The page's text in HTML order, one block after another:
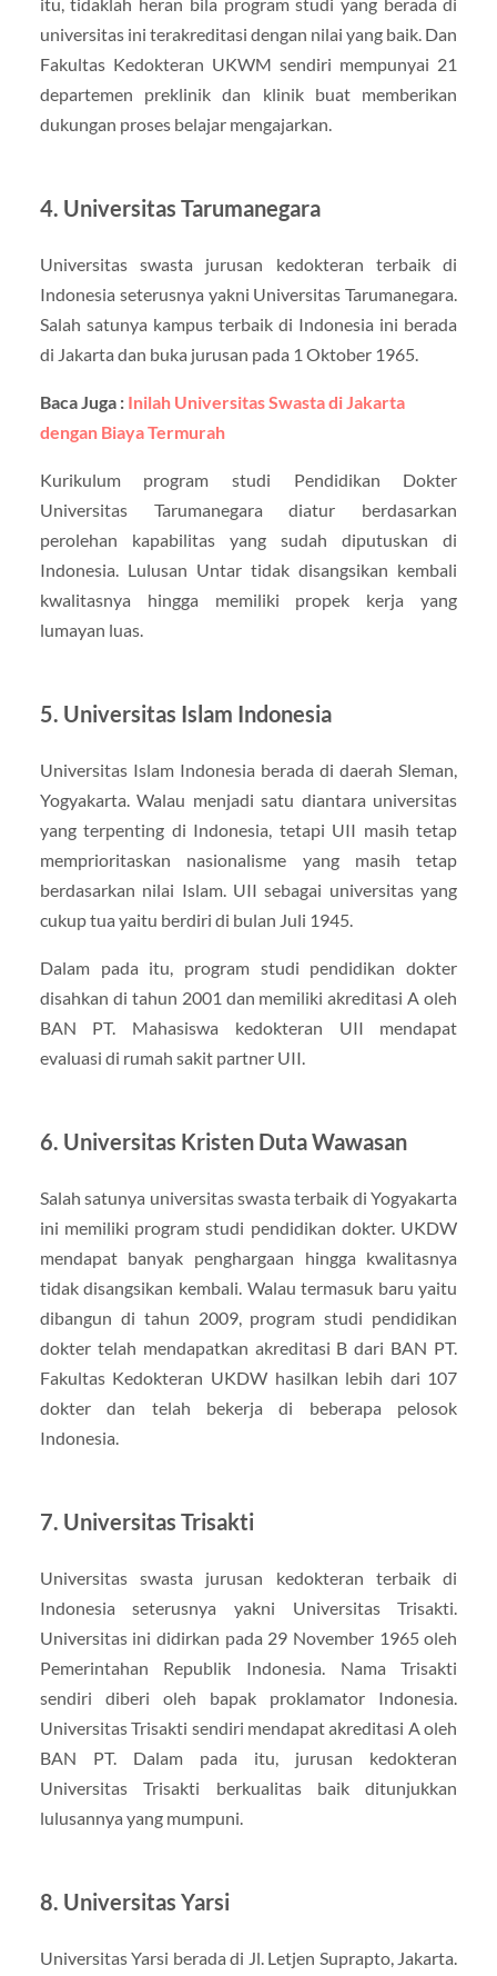
universitas ini terakreditasi dengan nilai yang baik. Dan
Fakultas Kedokteran UKWM sendiri mempunyai 21
departemen preklinik dan klinik buat memberikan
dukungan proses belajar mengajarkan.
4. Universitas Tarumanegara
Universitas swasta jurusan kedokteran terbaik di
Indonesia seterusnya yakni Universitas Tarumanegara.
Salah satunya kampus terbaik di Indonesia ini berada
di Jakarta dan buka jurusan pada 1 Oktober 1965.
Baca Juga : Inilah Universitas Swasta di Jakarta
dengan Biaya Termurah
Kurikulum program studi Pendidikan Dokter
Universitas Tarumanegara diatur berdasarkan
perolehan kapabilitas yang sudah diputuskan di
Indonesia. Lulusan Untar tidak disangsikan kembali
kwalitasnya hingga memiliki propek kerja yang
lumayan luas.
5. Universitas Islam Indonesia
Universitas Islam Indonesia berada di daerah Sleman,
Yogyakarta. Walau menjadi satu diantara universitas
yang terpenting di Indonesia, tetapi UII masih tetap
memprioritaskan nasionalisme yang masih tetap
berdasarkan nilai Islam. UII sebagai universitas yang
cukup tua yaitu berdiri di bulan Juli 1945.
Dalam pada itu, program studi pendidikan dokter
disahkan di tahun 2001 dan memiliki akreditasi A oleh
BAN PT. Mahasiswa kedokteran UII mendapat
evaluasi di rumah sakit partner UII.
6. Universitas Kristen Duta Wawasan
Salah satunya universitas swasta terbaik di Yogyakarta
ini memiliki program studi pendidikan dokter. UKDW
mendapat banyak penghargaan hingga kwalitasnya
tidak disangsikan kembali. Walau termasuk baru yaitu
dibangun di tahun 2009, program studi pendidikan
dokter telah mendapatkan akreditasi B dari BAN PT.
Fakultas Kedokteran UKDW hasilkan lebih dari 107
dokter dan telah bekerja di beberapa pelosok
Indonesia.
7. Universitas Trisakti
Universitas swasta jurusan kedokteran terbaik di
Indonesia seterusnya yakni Universitas Trisakti.
Universitas ini didirkan pada 29 November 1965 oleh
Pemerintahan Republik Indonesia. Nama Trisakti
sendiri diberi oleh bapak proklamator Indonesia.
Universitas Trisakti sendiri mendapat akreditasi A oleh
BAN PT. Dalam pada itu, jurusan kedokteran
Universitas Trisakti berkualitas baik ditunjukkan
lulusannya yang mumpuni.
8. Universitas Yarsi
Universitas Yarsi berada di Jl. Letjen Suprapto, Jakarta.